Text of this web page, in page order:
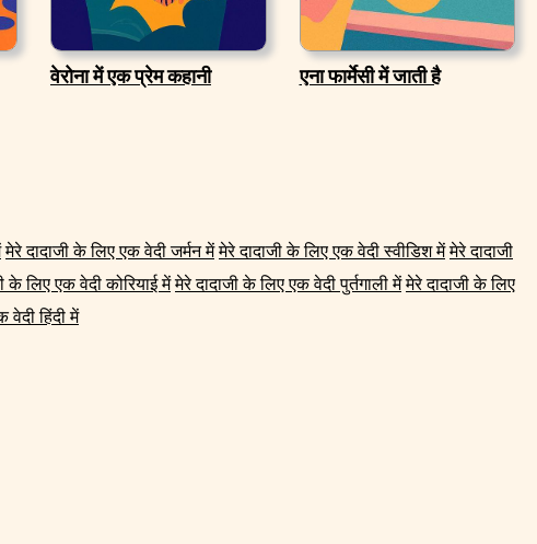
वेरोना में एक प्रेम कहानी एना फार्मेसी में जाती है
मेरे दादाजी के लिए एक वेदी जर्मन में मेरे दादाजी के लिए एक वेदी स्वीडिश में मेरे दादाजी
के लिए एक वेदी कोरियाई में मेरे दादाजी के लिए एक वेदी पुर्तगाली में मेरे दादाजी के लिए
वेदी हिंदी में